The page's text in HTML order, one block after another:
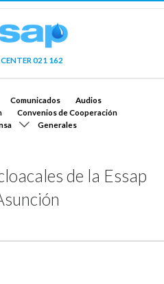
021 162
Comunicados
Audios
Convenios de Cooperación
Generales
de la Essap